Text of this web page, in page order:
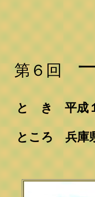
第６回
と き 平成１
ところ 兵庫